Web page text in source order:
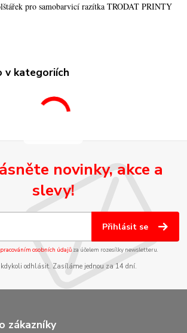
pro samobarvicí razítka TRODAT PRINTY
v kategoriích
novinky, akce a
slevy!
Přihlásit se
osobních údajůza účelem rozesílky newsletteru.
kdykoli odhlásit. Zasíláme jednou za 14 dní.
zákazníky